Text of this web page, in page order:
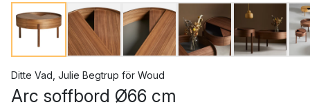
Ditte Vad Julie Begtrup för Woud
Arc soffbord Ø66 cm